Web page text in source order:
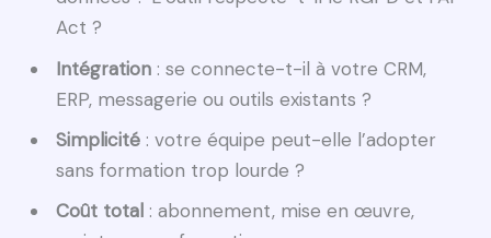
Act ?
Intégration : se connecte-t-il à votre CRM,
ERP, messagerie ou outils existants ?
Simplicité : votre équipe peut-elle l’adopter
sans formation trop lourde ?
Coût total : abonnement, mise en œuvre,